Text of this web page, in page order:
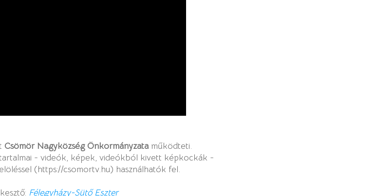
Csömör Nagyközség Önkormányzataműködteti.
- videók, képek, videókból kivett képkockák -
(https://csomortv.hu) használhatók fel.
Félegyházy-Sütő Eszter